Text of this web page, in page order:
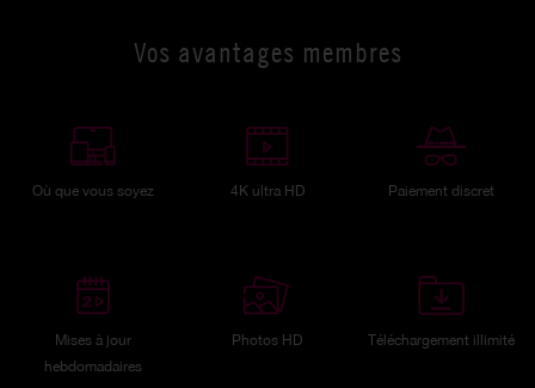
Vos avantages membres
Où que vous soyez 4K ultra HD Paiement discret
Mises à jour
hebdomadaires
Photos HD Téléchargement illimité